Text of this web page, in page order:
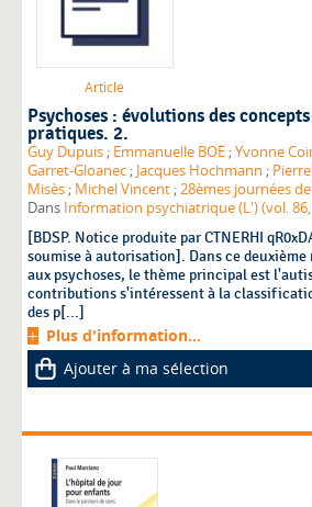
Article
Psychoses : évolutions des
pratiques. 2.
Guy Dupuis; Emmanuelle BOË;Yvonne
Garret-Gloanec;Jacques Hochmann ;
Misès; Michel Vincent;28èmes journées de
Dans Information psychiatrique (L') (vol. 86,
[BDSP. Notice produite par CTNERHI
soumise à autorisation]. Dans ce deuxième
aux psychoses, le thème principal est
contributions s'intéressent à la
des p[...]
Plus d'information...
Ajouter à ma sélection